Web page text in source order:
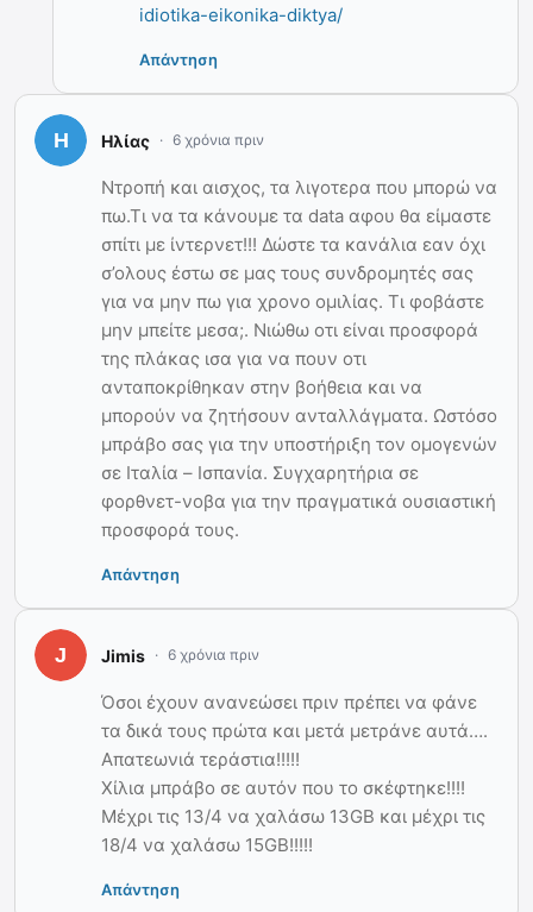
idiotika-eikonika-diktya/
Απάντηση
Ηλίας 6 χρόνια πριν
Ντροπή και αισχος, τα λιγοτερα που μπορώ να
πω.Τι να τα κάνουμε τα data αφου θα είμαστε
σπίτι με ίντερνετ!!! Δώστε τα κανάλια εαν όχι
σ’ολους έστω σε μας τους συνδρομητές σας
για να μην πω για χρονο ομιλίας. Τι φοβάστε
μην μπείτε μεσα;. Νιώθω οτι είναι προσφορά
της πλάκας ισα για να πουν οτι
ανταποκρίθηκαν στην βοήθεια και να
μπορούν να ζητήσουν ανταλλάγματα. Ωστόσο
μπράβο σας για την υποστήριξη τον ομογενών
σε Ιταλία – Ισπανία. Συγχαρητήρια σε
φορθνετ-νοβα για την πραγματικά ουσιαστική
προσφορά τους.
Απάντηση
Jimis 6 χρόνια πριν
Όσοι έχουν ανανεώσει πριν πρέπει να φάνε
τα δικά τους πρώτα και μετά μετράνε αυτά….
Απατεωνιά τεράστια!!!!!
Χίλια μπράβο σε αυτόν που το σκέφτηκε!!!!
Μέχρι τις 13/4 να χαλάσω 13GB και μέχρι τις
18/4 να χαλάσω 15GB!!!!!
Απάντηση